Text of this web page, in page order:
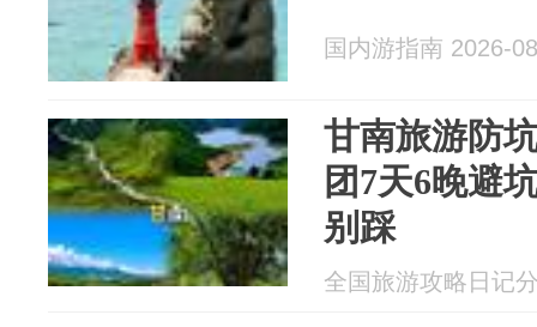
国内游指南 2026-
甘南旅游防
团7天6晚避
别踩
全国旅游攻略日记